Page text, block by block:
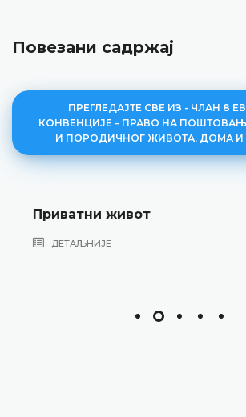
Повезани садржај
ПРЕГЛЕДАЈТЕ СВЕ ИЗ - ЧЛАН 8
КОНВЕНЦИЈЕ – ПРАВО НА
И ПОРОДИЧНОГ ЖИВОТА, ДОМА И
Приватни живот
ДЕТАЉНИЈЕ